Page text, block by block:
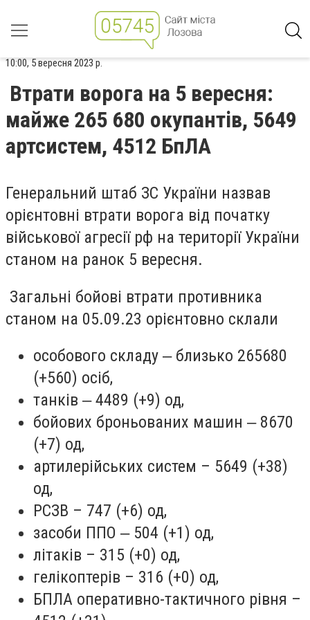
10:00, 5 вересня 2023 р.
Втрати ворога на 5 вересня:
майже 265 680 окупантів, 5649
артсистем, 4512 БпЛА
Генеральний штаб ЗС України назвав
орієнтовні втрати ворога від початку
військової агресії рф на території України
станом на ранок 5 вересня.
Загальні бойові втрати противника
станом на 05.09.23 орієнтовно склали
особового складу ‒ близько 265680
(+560) осіб,
танків ‒ 4489 (+9) од,
бойових броньованих машин ‒ 8670
(+7) од,
артилерійських систем – 5649 (+38)
од,
РСЗВ – 747 (+6) од,
засоби ППО ‒ 504 (+1) од,
літаків – 315 (+0) од,
гелікоптерів – 316 (+0) од,
БПЛА оперативно-тактичного рівня –